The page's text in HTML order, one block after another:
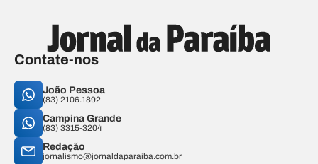
Contate-nos
João Pessoa
(83) 2106.1892
Campina Grande
(83) 3315-3204
Redação
jornalismo@jornaldaparaiba.com.br